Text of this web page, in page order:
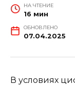
НА ЧТЕНИЕ
16 мин
ОБНОВЛЕНО
07.04.2025
В условиях